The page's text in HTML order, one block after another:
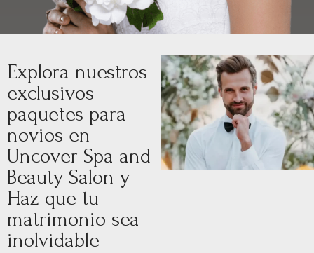
Explora nuestros
exclusivos
paquetes para
novios en
Uncover Spa and
Beauty Salon y
Haz que tu
matrimonio sea
inolvidable